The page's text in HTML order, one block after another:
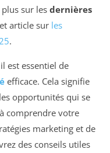
sur les dernières
article sur les
.
est essentiel de
efficace. Cela signifie
opportunités qui se
comprendre votre
marketing et de
des conseils utiles